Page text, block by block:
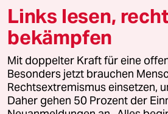
Einziger Haken:
Ganz Schlaue fragen
Staat eigentlich noch
muss, wenn der Bürger
alleine schützen und
meistkommentiert
Links lesen,
bekämpfen
Mit doppelter Kraft für eine
Besonders jetzt brauchen
Rechtsextremismus einsetzen,
Daher gehen 50 Prozent der